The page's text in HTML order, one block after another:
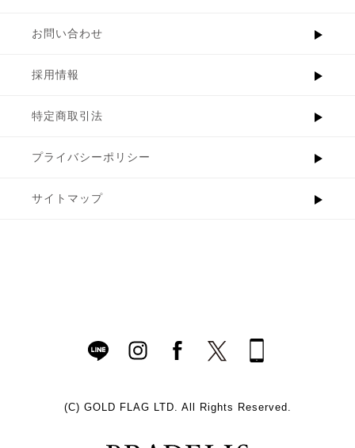
お問い合わせ
採用情報
特定商取引法
プライバシーポリシー
サイトマップ
(C) GOLD FLAG LTD. All Rights Reserved.